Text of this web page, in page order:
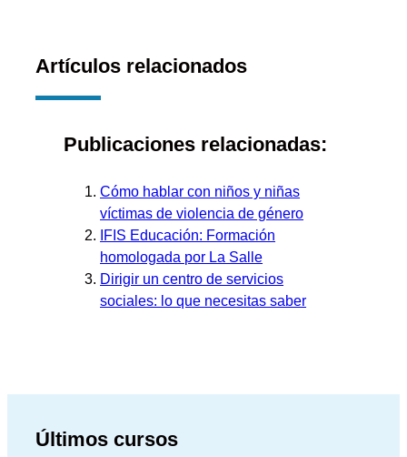
Artículos relacionados
Publicaciones relacionadas:
Cómo hablar con niños y niñas
víctimas de violencia de género
IFIS Educación: Formación
homologada por La Salle
Dirigir un centro de servicios
sociales: lo que necesitas saber
Últimos cursos